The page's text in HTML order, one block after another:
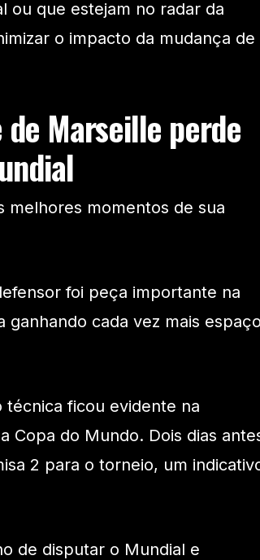
ou que estejam no radar da
o impacto da mudança de
Marseille perde
melhores momentos de sua
foi peça importante na
cada vez mais
técnica ficou evidente na
Copa do Mundo. Dois dias
2 para o torneio, um
de disputar o Mundial e